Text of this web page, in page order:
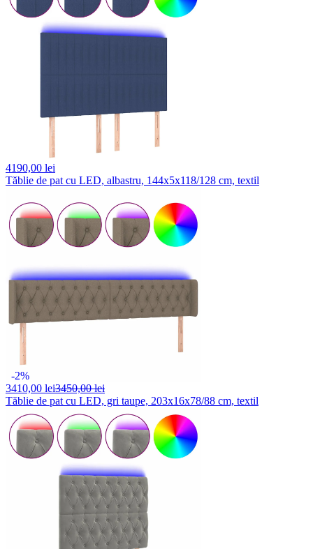
4190,00 lei
Tăblie de pat cu LED, albastru, 144x5x118/128 cm, textil
-2%
3410,00 lei3450,00 lei
Tăblie de pat cu LED, gri taupe, 203x16x78/88 cm, textil